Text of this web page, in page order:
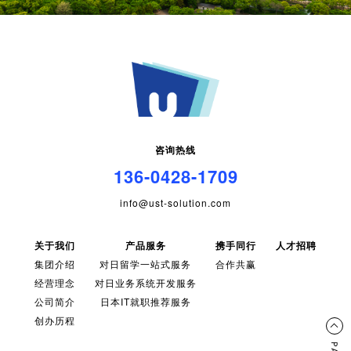
咨询热线
136-0428-1709
info@ust-solution.com
关于我们
集团介绍
经营理念
公司简介
创办历程
产品服务
对日留学一站式服务
对日业务系统开发服务
日本IT就职推荐服务
携手同行
合作共赢
人才招聘